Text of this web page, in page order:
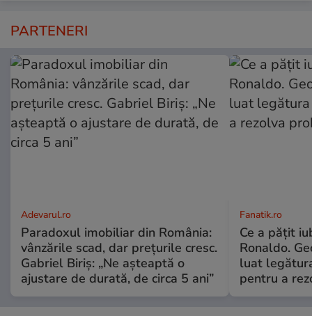
PARTENERI
Adevarul.ro
Paradoxul imobiliar din România:
vânzările scad, dar prețurile cresc.
Gabriel Biriș: „Ne așteaptă o
ajustare de durată, de circa 5 ani”
Fanatik.ro
Ce a pățit
Ronaldo.
luat
pentru a